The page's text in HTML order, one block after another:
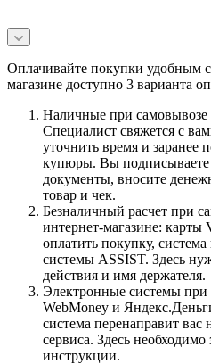
Оплачивайте покупки удобным
магазине доступно 3 варианта
Наличные при самовывозе
Специалист свяжется с
уточнить время и заранее
купюры. Вы подписываете
документы, вносите
товар и чек.
Безналичный расчет при
интернет-магазине: карты
оплатить покупку,
системы ASSIST. Здесь
действия и имя держателя.
Электронные системы при
WebMoney и
система перенаправит вас
сервиса. Здесь
инструкции.